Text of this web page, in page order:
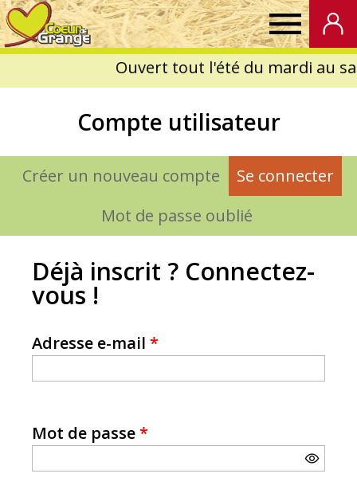
Coeur
Grange
Compte utilisateur
Onglets
principaux
Créer un nouveau compte Se connecter
Mot de passe oublié
Déjà inscrit ? Connectez-
vous !
Adresse e-mail *
Mot de passe*